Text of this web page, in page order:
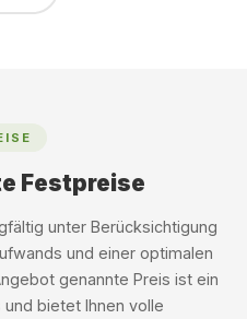
Festpreise
unter Berücksichtigung
und einer optimalen
genannte Preis ist ein
bietet Ihnen volle